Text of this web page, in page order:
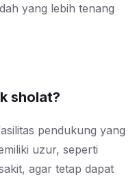
yang lebih tenang
sholat?
pendukung yang
uzur, seperti
agar tetap dapat